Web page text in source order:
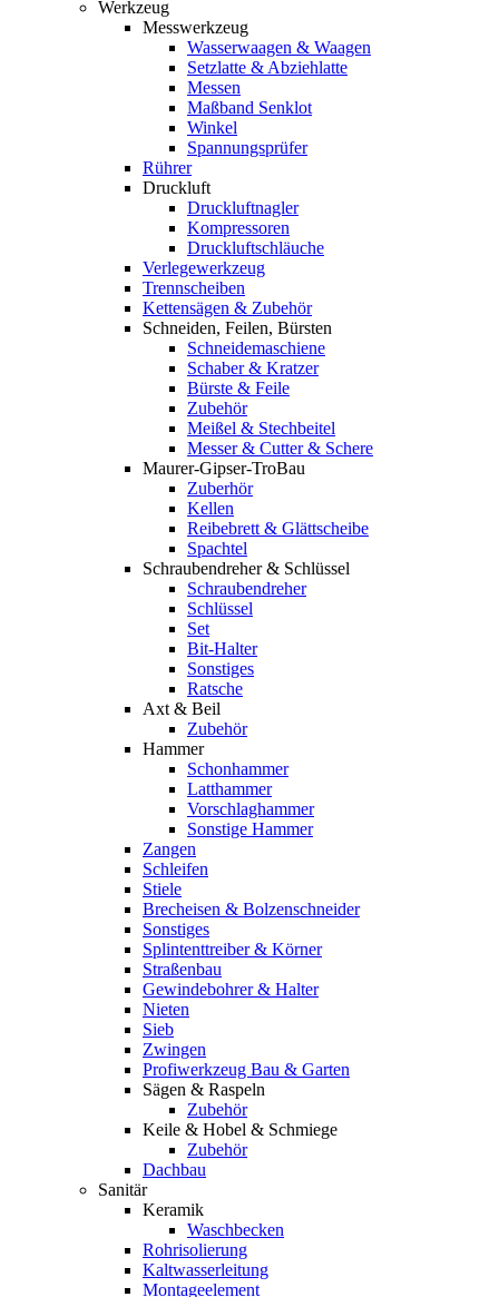
Werkzeug
Messwerkzeug
Wasserwaagen & Waagen
Setzlatte & Abziehlatte
Messen
Maßband Senklot
Winkel
Spannungsprüfer
Rührer
Druckluft
Druckluftnagler
Kompressoren
Druckluftschläuche
Verlegewerkzeug
Trennscheiben
Kettensägen & Zubehör
Schneiden, Feilen, Bürsten
Schneidemaschiene
Schaber & Kratzer
Bürste & Feile
Zubehör
Meißel & Stechbeitel
Messer & Cutter & Schere
Maurer-Gipser-TroBau
Zuberhör
Kellen
Reibebrett & Glättscheibe
Spachtel
Schraubendreher & Schlüssel
Schraubendreher
Schlüssel
Set
Bit-Halter
Sonstiges
Ratsche
Axt & Beil
Zubehör
Hammer
Schonhammer
Latthammer
Vorschlaghammer
Sonstige Hammer
Zangen
Schleifen
Stiele
Brecheisen & Bolzenschneider
Sonstiges
Splintenttreiber & Körner
Straßenbau
Gewindebohrer & Halter
Nieten
Sieb
Zwingen
Profiwerkzeug Bau & Garten
Sägen & Raspeln
Zubehör
Keile & Hobel & Schmiege
Zubehör
Dachbau
Sanitär
Keramik
Waschbecken
Rohrisolierung
Kaltwasserleitung
Montageelement